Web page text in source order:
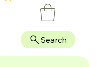
Search